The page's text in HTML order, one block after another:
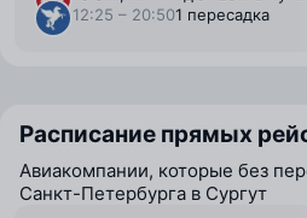
12:25 – 20:501 пересадка
Расписание прямых
Авиакомпании, которые без
Санкт-Петербурга в Сургут